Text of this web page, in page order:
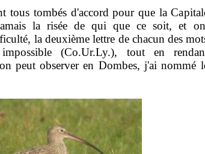
tous tombés d'accord pour que la
la risée de qui que ce soit, et
la deuxième lettre de chacun des
(Co.Ur.Ly.), tout en
peut observer en Dombes, j'ai nommé